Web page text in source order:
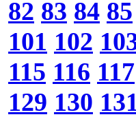
82 83 84 85
101 102
115 116 117
129 130